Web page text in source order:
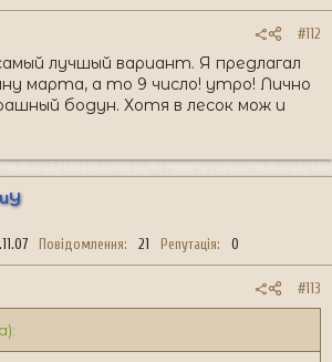
#112
лучшый вариант. Я предлагал
марта, а то 9 число! утро! Лично
бодун. Хотя в лесок мож и
Повідомлення 21 Репутація 0
#113